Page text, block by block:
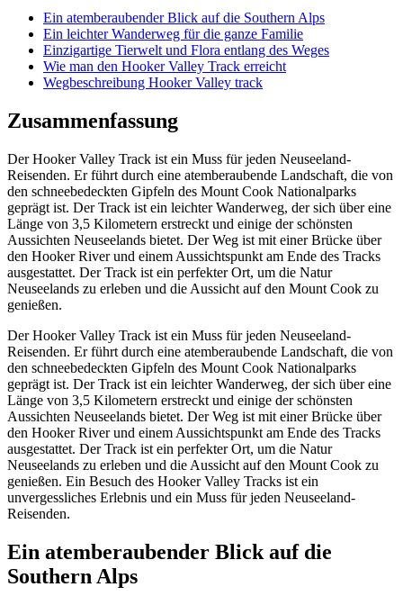
Ein atemberaubender Blick auf die Southern Alps
Ein leichter Wanderweg für die ganze Familie
Einzigartige Tierwelt und Flora entlang des Weges
Wie man den Hooker Valley Track erreicht
Wegbeschreibung Hooker Valley track
Zusammenfassung
Der Hooker Valley Track ist ein Muss für jeden Neuseeland-
Reisenden. Er führt durch eine atemberaubende Landschaft, die von
den schneebedeckten Gipfeln des Mount Cook Nationalparks
geprägt ist. Der Track ist ein leichter Wanderweg, der sich über eine
Länge von 3,5 Kilometern erstreckt und einige der schönsten
Aussichten Neuseelands bietet. Der Weg ist mit einer Brücke über
den Hooker River und einem Aussichtspunkt am Ende des Tracks
ausgestattet. Der Track ist ein perfekter Ort, um die Natur
Neuseelands zu erleben und die Aussicht auf den Mount Cook zu
genießen.
Der Hooker Valley Track ist ein Muss für jeden Neuseeland-
Reisenden. Er führt durch eine atemberaubende Landschaft, die von
den schneebedeckten Gipfeln des Mount Cook Nationalparks
geprägt ist. Der Track ist ein leichter Wanderweg, der sich über eine
Länge von 3,5 Kilometern erstreckt und einige der schönsten
Aussichten Neuseelands bietet. Der Weg ist mit einer Brücke über
den Hooker River und einem Aussichtspunkt am Ende des Tracks
ausgestattet. Der Track ist ein perfekter Ort, um die Natur
Neuseelands zu erleben und die Aussicht auf den Mount Cook zu
genießen. Ein Besuch des Hooker Valley Tracks ist ein
unvergessliches Erlebnis und ein Muss für jeden Neuseeland-
Reisenden.
Ein atemberaubender Blick auf die
Southern Alps